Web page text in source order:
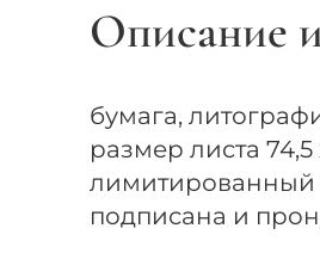
Описание
бумага,
размер листа 74,5
лимитированный
подписана и